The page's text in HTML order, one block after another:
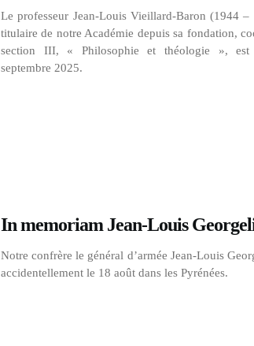
Le professeur Jean-Louis Vieillard-Baron (1944 –
titulaire de notre Académie depuis sa fondation,
section III, « Philosophie et théologie »,
septembre 2025.
In memoriam Jean-Louis
Notre confrère le général d’armée Jean-Louis
accidentellement le 18 août dans les Pyrénées.